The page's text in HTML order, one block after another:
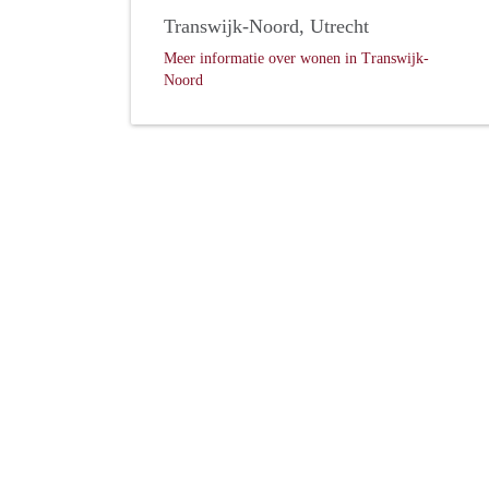
Transwijk-Noord, Utrecht
Meer informatie over wonen in Transwijk-
Noord